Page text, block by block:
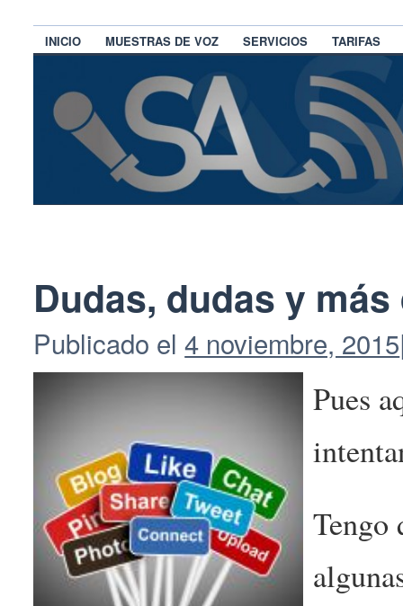
INICIO MUESTRAS DE VOZ SERVICIOS TARIFAS
Dudas, dudas y
Publicado el 4 noviembre, 2015
Pues
Tengo